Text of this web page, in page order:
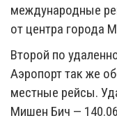
международные
от центра города
Второй по
Аэропорт так же
местные рейсы.
Мишен Бич —